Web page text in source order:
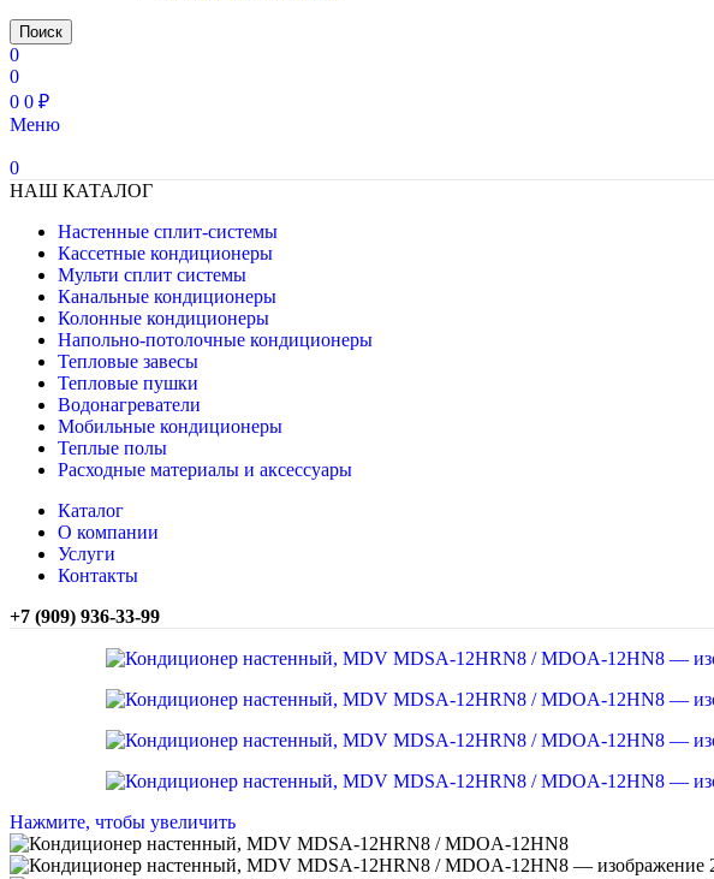
Поиск
0
0
0 0 ₽
Меню
0
НАШ КАТАЛОГ
Настенные сплит-системы
Кассетные кондиционеры
Мульти сплит системы
Канальные кондиционеры
Колонные кондиционеры
Напольно-потолочные кондиционеры
Тепловые завесы
Тепловые пушки
Водонагреватели
Мобильные кондиционеры
Теплые полы
Расходные материалы и аксессуары
Каталог
О компании
Услуги
Контакты
+7 (909) 936-33-99
Нажмите, чтобы увеличить